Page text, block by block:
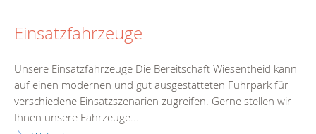
Einsatzfahrzeuge
Unsere Einsatzfahrzeuge Die Bereitschaft Wiesentheid kann
auf einen modernen und gut ausgestatteten Fuhrpark für
verschiedene Einsatzszenarien zugreifen. Gerne stellen wir
Ihnen unsere Fahrzeuge...